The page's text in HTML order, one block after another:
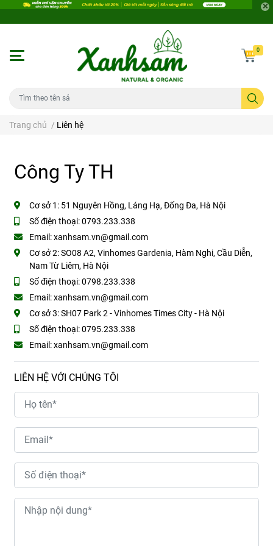
0
Trang chủ / Liên hệ
Công Ty TH
Cơ sở 1: 51 Nguyên Hồng, Láng Hạ, Đống Đa, Hà Nội
Số điện thoại:0793.233.338
Email:xanhsam.vn@gmail.com
Cơ sở 2:SO08 A2, Vinhomes Gardenia, Hàm Nghi, Cầu Diễn,
Nam Từ Liêm, Hà Nội
Số điện thoại:0798.233.338
Email:xanhsam.vn@gmail.com
Cơ sở 3:SH07 Park 2 - Vinhomes Times City - Hà Nội
Số điện thoại:0795.233.338
Email:xanhsam.vn@gmail.com
LIÊN HỆ VỚI CHÚNG TÔI